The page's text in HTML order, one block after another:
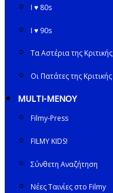
I ♥ 80s
I ♥ 90s
Τα Αστέρια της Κριτικής
Οι Πατάτες της Κριτικής
MULTI-ΜΕΝΟΥ
Filmy-Press
FILMY KIDS!
Σύνθετη Αναζήτηση
Νέες Ταινίες στο Filmy